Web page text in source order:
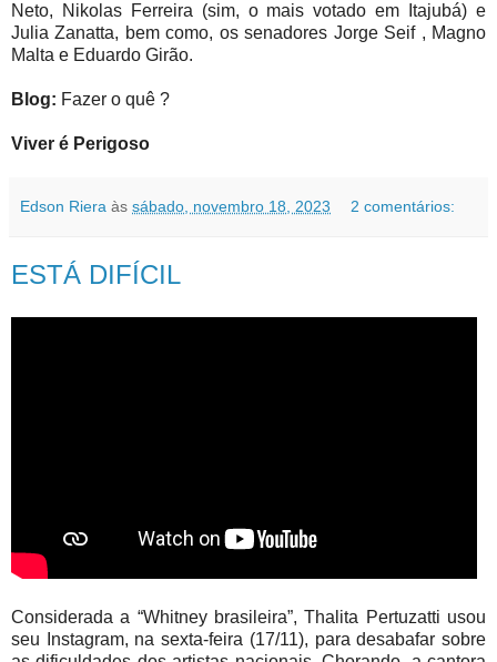
Neto, Nikolas Ferreira (sim, o mais votado em Itajubá) e
Julia Zanatta, bem como, os senadores Jorge Seif , Magno
Malta e Eduardo Girão.
Blog: Fazer o quê ?
Viver é Perigoso
Edson Riera às sábado, novembro 18, 2023 2 comentários:
ESTÁ DIFÍCIL
Considerada a “Whitney brasileira”, Thalita Pertuzatti usou
seu Instagram, na sexta-feira (17/11), para desabafar sobre